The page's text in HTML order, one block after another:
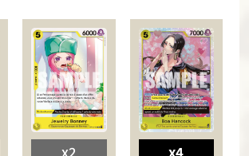
x2 x4